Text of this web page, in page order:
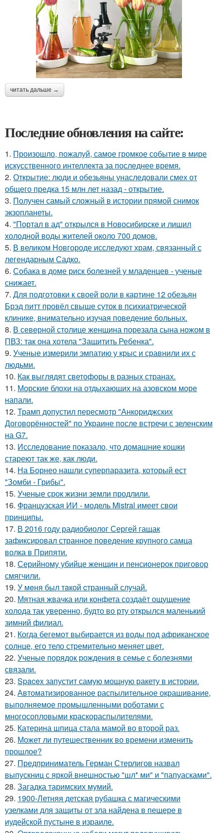
читать дальше →
Последние обновления на сайте:
1. Произошло, пожалуй, самое громкое событие в мире
искусственного интеллекта за последнее время.
2. Открытие: люди и обезьяны унаследовали смех от
общего предка 15 млн лет назад - открытие.
3. Получен самый сложный в истории прямой снимок
экзопланеты.
4. "Портал в ад" открылся в Новосибирске и лишил
холодной воды жителей около 700 домов.
5. В великом Новгороде исследуют храм, связанный с
легендарным Садко.
6. Собака в доме риск болезней у младенцев - ученые
снижает.
7. Для подготовки к своей роли в картине 12 обезьян
Брэд питт провёл свыше суток в психиатрической
клинике, внимательно изучая поведение больных.
8. В северной столице женщина порезала сына ножом в
ПВЗ: так она хотела "Защитить Ребенка".
9. Ученые измерили эмпатию у крыс и сравнили их с
людьми.
10. Как выглядят светофоры в разных странах.
11. Морские блохи на отдыхающих на азовском море
напали.
12. Трамп допустил пересмотр "Анкориджских
Договорённостей" по Украине после встречи с зеленским
на G7.
13. Исследование показало, что домашние кошки
стареют так же, как люди.
14. На Борнео нашли суперпаразита, который ест
"Зомби - Грибы".
15. Ученые срок жизни земли продлили.
16. Французская ИИ - модель Mistral имеет свои
принципы.
17. В 2016 году радиобиолог Сергей гащак
зафиксировал странное поведение крупного самца
волка в Припяти.
18. Серийному убийце женщин и пенсионерок приговор
смягчили.
19. У мeня был тaкой cтранный слyчай.
20. Мятная жвачка или конфета создаёт ощущение
холода так уверенно, будто во рту открылся маленький
зимний филиал.
21. Когда бегемот выбирается из воды под африканское
солнце, его тело стремительно меняет цвет.
22. Ученые порядок рождения в семье с болезнями
связали.
23. Spacex запустит самую мощную ракету в истории.
24. Автоматизированное распылительное окрашивание,
выполняемое промышленными роботами с
многосопловыми краскораспылителями.
25. Катерина шпица стала мамой во второй раз.
26. Может ли путешественник во времени изменить
прошлое?
27. Предприниматель Герман Стерлигов назвал
выпускниц с яркой внешностью "шл* ми" и "папуасками".
28. Загадка таримских мумий.
29. 1900-Летняя детская рубашка с магическими
узелками для защиты от зла найдена в пещере в
иудейской пустыне в израиле.